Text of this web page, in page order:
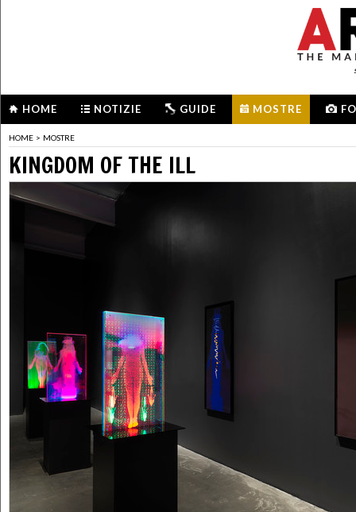
HOME NOTIZIE GUIDE MOSTRE
HOME > MOSTRE
KINGDOM OF THE ILL